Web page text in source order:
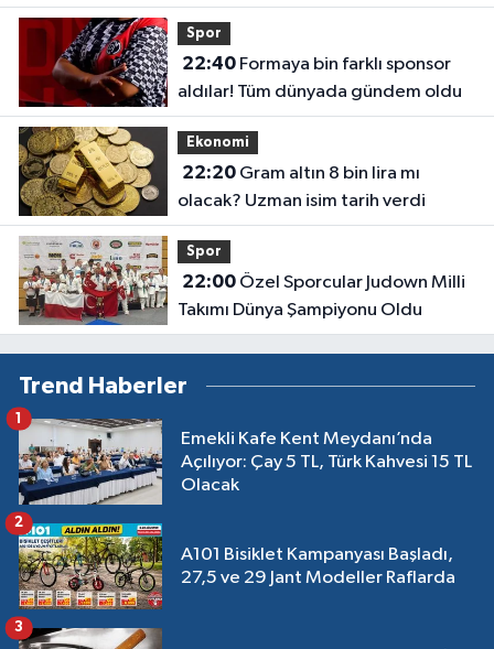
Spor
22:40Formaya bin farklı sponsor
aldılar! Tüm dünyada gündem oldu
Ekonomi
22:20Gram altın 8 bin lira mı
olacak? Uzman isim tarih verdi
Spor
22:00Özel Sporcular Judown Milli
Takımı Dünya Şampiyonu Oldu
Trend Haberler
Emekli Kafe Kent Meydanı’nda
Açılıyor: Çay 5 TL, Türk Kahvesi 15 TL
Olacak
1
A101 Bisiklet Kampanyası Başladı,
27,5 ve 29 Jant Modeller Raflarda
2
3